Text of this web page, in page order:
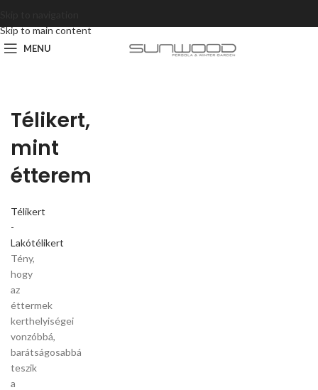
Skip to main content
MENU
Télikert,
mint
étterem
Télikert
-
Lakótélikert
Tény,
hogy
az
éttermek
kerthelyiségei
vonzóbbá,
barátságosabbá
teszik
a